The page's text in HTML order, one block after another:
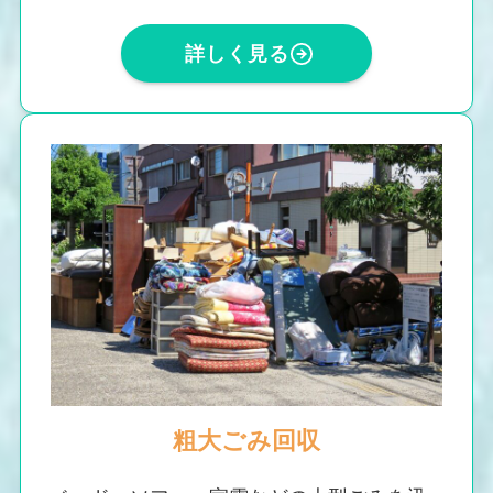
詳しく見る
粗大ごみ回収